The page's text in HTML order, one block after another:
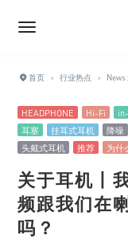
首页 › 行业热点 › News
HEADPHONE Hi-Fi
耳塞
挂耳式耳机 降噪
头戴式耳机
推荐 为什
关于耳机丨
频跟我们在
吗？